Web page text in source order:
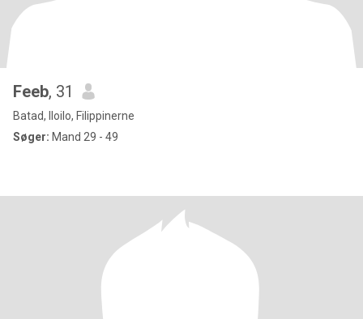
Feeb, 31
Batad, Iloilo, Filippinerne
Søger: Mand 29 - 49